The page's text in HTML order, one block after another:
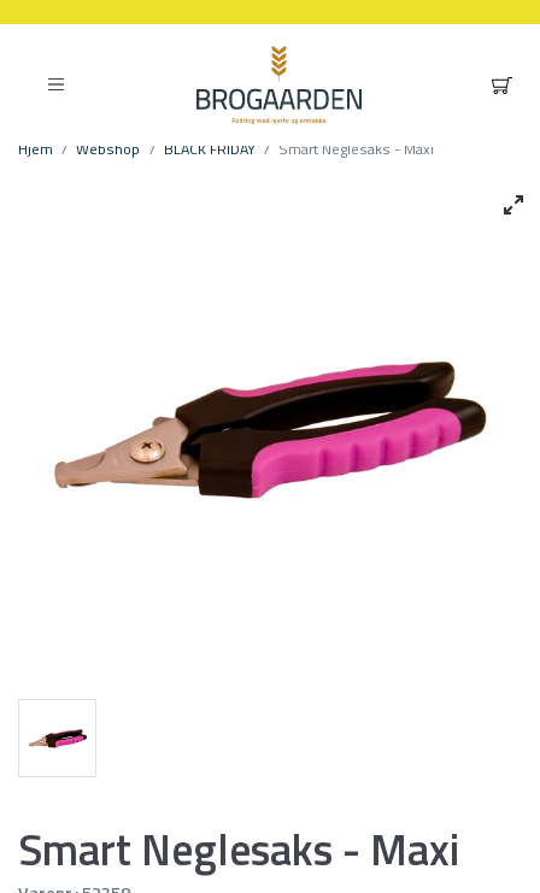
Hjem Webshop BLACK FRIDAY Smart Neglesaks - Maxi
Smart Neglesaks - Maxi